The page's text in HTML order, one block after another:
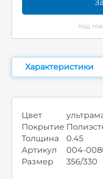
Код
Характеристики
Цвет
Покрытие
Толщина
0.45
Артикул
004-
Размер
356/330